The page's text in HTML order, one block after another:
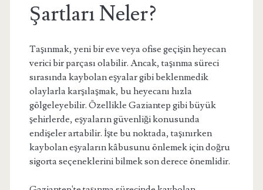
Şartları Neler?
Taşınmak, yeni bir eve veya ofise geçişin heyecan
verici bir parçası olabilir. Ancak, taşınma süreci
sırasında kaybolan eşyalar gibi beklenmedik
olaylarla karşılaşmak, bu heyecanı hızla
gölgeleyebilir. Özellikle Gaziantep gibi büyük
şehirlerde, eşyaların güvenliği konusunda
endişeler artabilir. İşte bu noktada, taşınırken
kaybolan eşyaların kâbusunu önlemek için doğru
sigorta seçeneklerini bilmek son derece önemlidir.